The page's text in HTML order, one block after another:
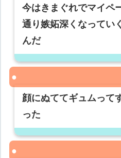
今はきまぐれでマイペ
通り嫉妬深くなってい
んだ
顔にぬててギュムって
った